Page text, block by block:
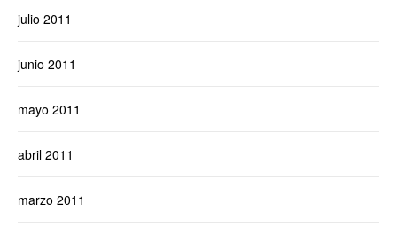
julio 2011
junio 2011
mayo 2011
abril 2011
marzo 2011